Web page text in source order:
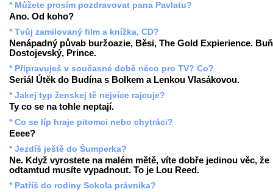
* Můžete prosím pozdravovat pana Pavlatu?
Ano. Od koho?
* Tvůj zamilovaný film a knížka, CD?
Nenápadný půvab buržoazie, Běsi, The Gold Expierience.
Dostojevský, Prince.
* Připravuješ v současné době něco pro TV? Co?
Seriál Útěk do Budína s Bolkem a Lenkou Vlasákovou.
* Jakej typ ženskej tě nejvíce rajcuje?
Ty co se na tohle neptají.
* Co se líp hraje pitomci nebo chytráci?
Eeee?
* Jezdíš ještě do Šumperka?
Ne. Když vyrostete na malém mětě, víte dobře jedinou věc, že
odtamtud musíte vypadnout. To je Lou Reed.
* Patříš do rodiny Sokola právníka?